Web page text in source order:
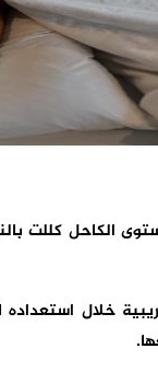
الكاحل كللت
خلال استعداده